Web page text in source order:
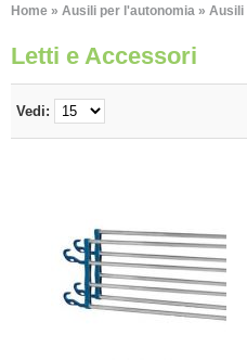
Home » Ausili per l'autonomia » Ausili
Letti e Accessori
Vedi: